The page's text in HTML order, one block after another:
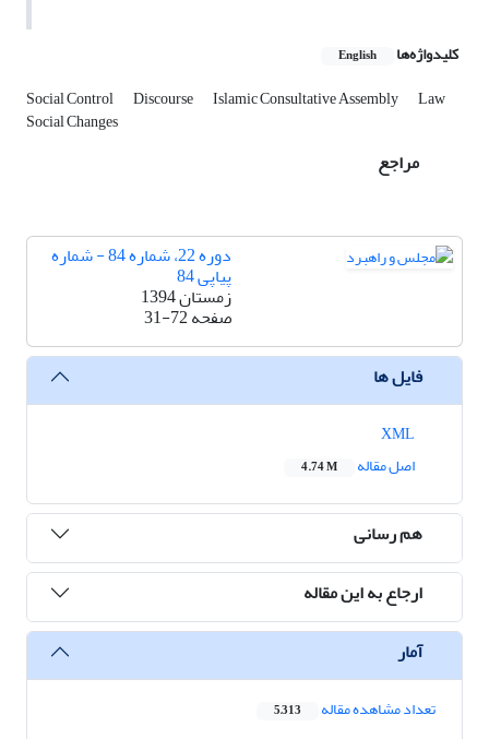
کلیدواژه‌ها English
Social Control Discourse Islamic Consultative Assembly Law
Social Changes
مراجع
دوره 22، شماره 84 - شماره
پیاپی 84
زمستان 1394
صفحه31-72
فایل ها
اصل مقاله
4.74 M
هم رسانی
ارجاع به این مقاله
آمار
تعداد مشاهده مقاله 5,313